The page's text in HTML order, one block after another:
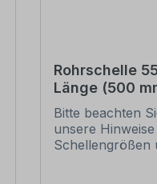
Rohrschelle
Länge (500
Lochung) zur
Bitte beachten
unsere
Schellengrößen